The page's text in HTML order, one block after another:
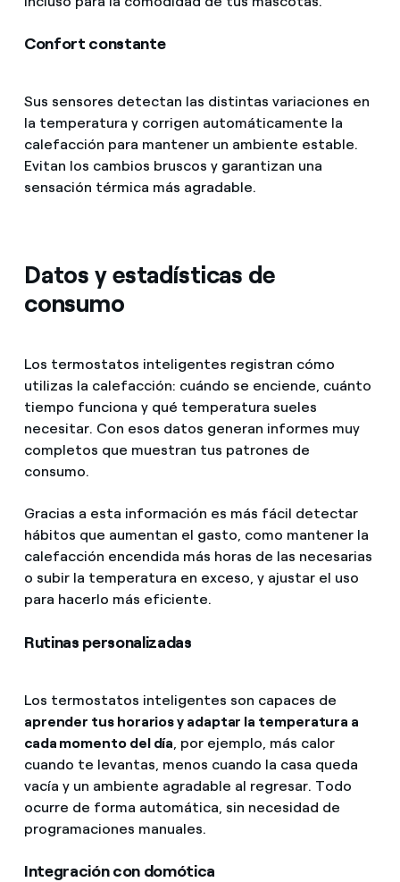
Confort constante
Sus sensores detectan las distintas variaciones en
la temperatura y corrigen automáticamente la
calefacción para mantener un ambiente estable.
Evitan los cambios bruscos y garantizan una
sensación térmica más agradable.
Datos y estadísticas de
consumo
Los termostatos inteligentes registran cómo
utilizas la calefacción: cuándo se enciende, cuánto
tiempo funciona y qué temperatura sueles
necesitar. Con esos datos generan informes muy
completos que muestran tus patrones de
consumo.
Gracias a esta información es más fácil detectar
hábitos que aumentan el gasto, como mantener la
calefacción encendida más horas de las necesarias
o subir la temperatura en exceso, y ajustar el uso
para hacerlo más eficiente.
Rutinas personalizadas
Los termostatos inteligentes son capaces de
aprender tus horarios y adaptar la temperatura a
cada momento del día , por ejemplo, más calor
cuando te levantas, menos cuando la casa queda
vacía y un ambiente agradable al regresar. Todo
ocurre de forma automática, sin necesidad de
programaciones manuales.
Integración con domótica